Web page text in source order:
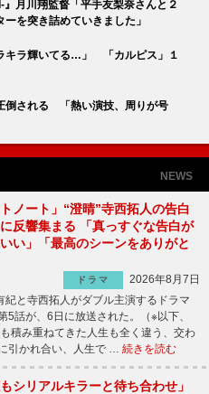
』月川翔監督「平手友梨奈さんと２
を突き詰めていきました」
キラ輝いてる…」 「カルピス」１
倒される 「熱い演技、周りが号
NEWS
トノート」“澄晴”寺西拓人の告白
反響集まる 「真っすぐな告白が
い」「最高のシーンをありがと
ドラマ
2026年8月7日
と寺西拓人がダブル主演するドラマ
5話が、6日に放送された。（※以下、
み重ねてきた人生も全く違う、交わ
引かれ合い、人生で … 続きを読む
もシリアルキラーと待ち合わせ」